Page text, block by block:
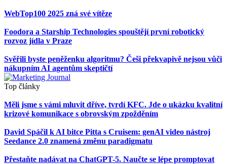
WebTop100 2025 zná své vítěze
Foodora a Starship Technologies spouštějí první robotický
rozvoz jídla v Praze
Svěřili byste peněženku algoritmu? Češi překvapivě nejsou vůči
nákupním AI agentům skeptičtí
Top články
Měli jsme s vámi mluvit dříve, tvrdí KFC. Jde o ukázku kvalitní
krizové komunikace s obrovským zpožděním
David Spáčil k AI bitce Pitta s Cruisem: genAI video nástroj
Seedance 2.0 znamená změnu paradigmatu
Přestaňte nadávat na ChatGPT-5. Naučte se lépe promptovat